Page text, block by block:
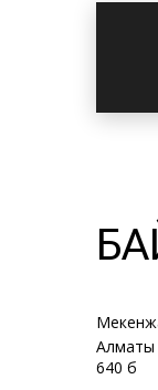
Алматы
640 б